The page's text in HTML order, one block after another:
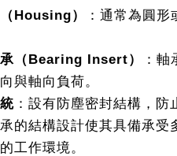
Housing）
：通常為圓
（Bearing Insert）
：
與軸向負荷。
：設有防塵密封結構，防
的結構設計使其具備承受
工作環境。